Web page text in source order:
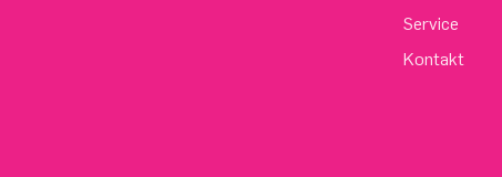
Service
Kontakt